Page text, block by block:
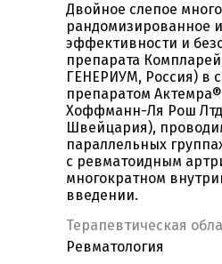
Двойное слепое
рандомизированное
эффективности и
препарата
ГЕНЕРИУМ, Россия) в
препаратом
Хоффманн-Ля Рош
Швейцария),
параллельных
с ревматоидным
многократном
введении.
Терапевтическая
Ревматология